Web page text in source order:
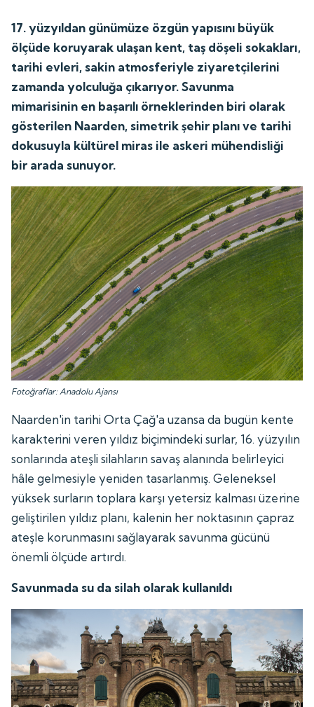
17. yüzyıldan günümüze özgün yapısını büyük
ölçüde koruyarak ulaşan kent, taş döşeli sokakları,
tarihi evleri, sakin atmosferiyle ziyaretçilerini
zamanda yolculuğa çıkarıyor. Savunma
mimarisinin en başarılı örneklerinden biri olarak
gösterilen Naarden, simetrik şehir planı ve tarihi
dokusuyla kültürel miras ile askeri mühendisliği
bir arada sunuyor.
Fotoğraflar: Anadolu Ajansı
Naarden'in tarihi Orta Çağ'a uzansa da bugün kente
karakterini veren yıldız biçimindeki surlar, 16. yüzyılın
sonlarında ateşli silahların savaş alanında belirleyici
hâle gelmesiyle yeniden tasarlanmış. Geleneksel
yüksek surların toplara karşı yetersiz kalması üzerine
geliştirilen yıldız planı, kalenin her noktasının çapraz
ateşle korunmasını sağlayarak savunma gücünü
önemli ölçüde artırdı.
Savunmada su da silah olarak kullanıldı